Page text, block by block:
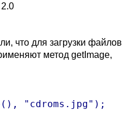
что для загрузки файлов
метод getImage,
"cdroms.jpg");